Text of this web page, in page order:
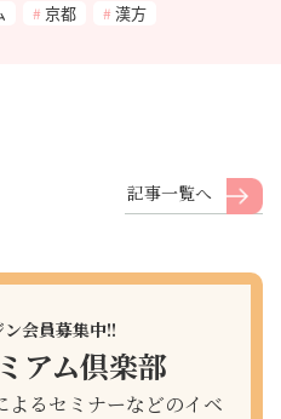
京都 漢方
記事一覧へ
会員募集中!!
アム倶楽部
るセミナーなどのイベ